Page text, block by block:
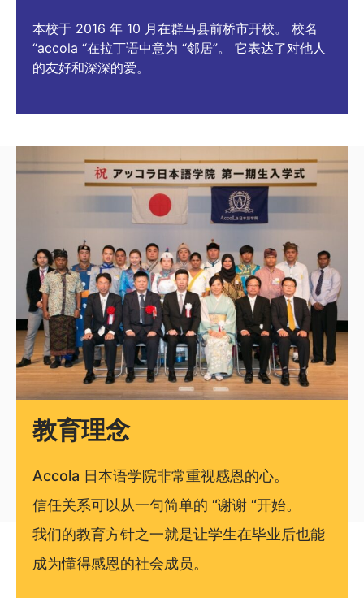
本校于 2016 年 10 月在群马县前桥市开校。 校名
“accola “在拉丁语中意为 “邻居”。 它表达了对他人
的友好和深深的爱。
教育理念
Accola 日本语学院非常重视感恩的心。
信任关系可以从一句简单的 “谢谢 “开始。
我们的教育方针之一就是让学生在毕业后也能
成为懂得感恩的社会成员。